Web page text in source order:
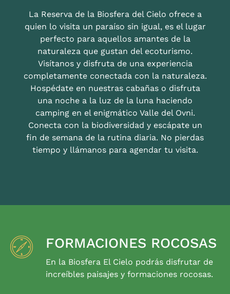
La Reserva de la Biosfera del Cielo ofrece a
quien lo visita un paraíso sin igual, es el lugar
perfecto para aquellos amantes de la
naturaleza que gustan del ecoturismo.
Visítanos y disfruta de una experiencia
completamente conectada con la naturaleza.
Hospédate en nuestras cabañas o disfruta
una noche a la luz de la luna haciendo
camping en el enigmático Valle del Ovni.
Conecta con la biodiversidad y escápate un
fin de semana de la rutina diaria. No pierdas
tiempo y llámanos para agendar tu visita.
FORMACIONES ROCOSAS
En la Biosfera El Cielo podrás disfrutar de
increíbles paisajes y formaciones rocosas.